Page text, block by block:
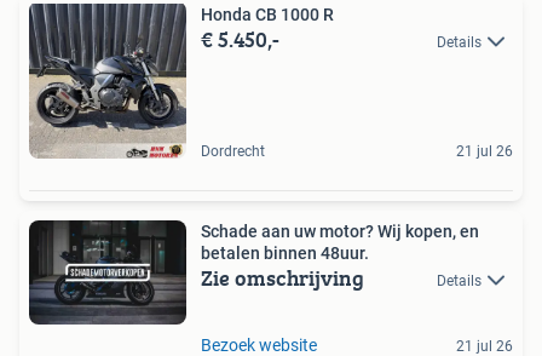
Honda CB 1000 R
€ 5.450,- Details
Dordrecht 21 jul 26
Schade aan uw motor? Wij kopen, en
betalen binnen 48uur.
Zie omschrijving Details
Bezoek website 21 jul 26